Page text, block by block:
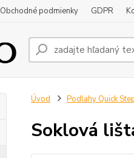
Obchodné podmienky GDPR
Úvod Podlahy Quick
Soklová